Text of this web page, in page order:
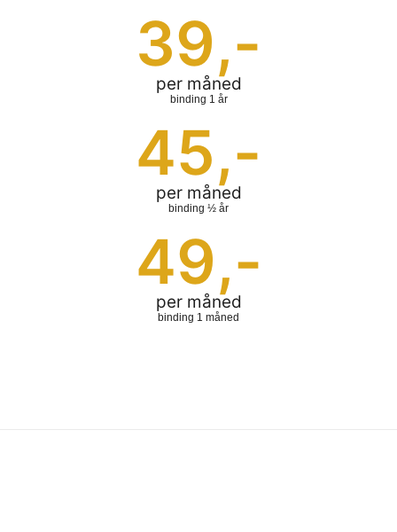
per måned
39,-
binding 1 år
per måned
45,-
binding ½ år
per måned
49,-
binding 1 måned